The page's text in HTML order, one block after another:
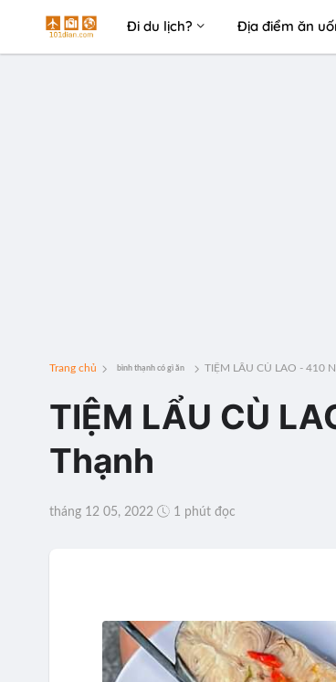
Đi du lịch? Địa điểm ăn
Trang chủ bình thạnh có gì ăn TIỆM LẨU CÙ LAO - 410
TIỆM LẨU CÙ
Thạnh
tháng 12 05, 2022 1 phút đọc